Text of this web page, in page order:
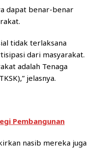
dapat benar-benar
tidak terlaksana
dari masyarakat.
adalah Tenaga
jelasnya.
Pembangunan
nasib mereka juga